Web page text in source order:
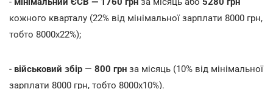
кожного кварталу (22% від мінімальної зарплати 8000 грн,
тобто 8000х22%);
- військовий збір — 800 грн за місяць (10% від мінімальної
зарплати 8000 грн, тобто 8000х10%).